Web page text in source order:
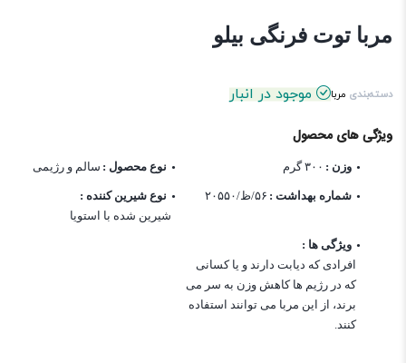
مربا توت فرنگی بیلو
دسته‌بندی مربا موجود در انبار
ویژگی های محصول
وزن : ۳۰۰ گرم نوع محصول : سالم و رژیمی
شماره بهداشت : ۵۶/ظ/۲۰۵۵۰
نوع شیرین کننده :
شیرین شده با استویا
ویژگی ها :
افرادی که دیابت دارند و یا کسانی
که در رژیم ها کاهش وزن به سر می
برند، از این مربا می توانند استفاده
کنند.